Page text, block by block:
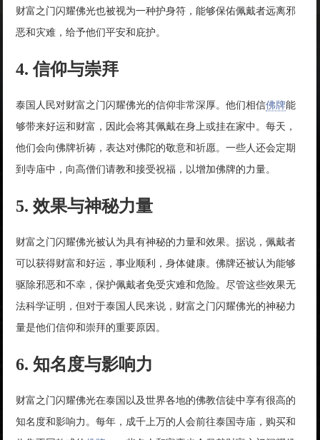
财富之门闪耀佛光也被视为一种护身符，能够保佑佩戴者远离邪
恶和灾难，给予他们平安和庇护。
4. 信仰与崇拜
泰国人民对财富之门闪耀佛光的信仰非常深厚。他们相信佛牌能
够带来好运和财富，因此会将其佩戴在身上或挂在家中。每天，
他们会向佛牌祈祷，表达对佛陀的敬意和祈愿。一些人还会定期
到寺庙中，向高僧们请教和接受祝福，以增加佛牌的力量。
5. 效果与神秘力量
财富之门闪耀佛光被认为具有神秘的力量和效果。据说，佩戴者
可以获得财富和好运，事业顺利，身体健康。佛牌还被认为能够
驱除邪恶和不幸，保护佩戴者免受灾难和危险。尽管这些效果无
法科学证明，但对于泰国人民来说，财富之门闪耀佛光的神秘力
量是他们信仰和崇拜的重要原因。
6. 知名度与影响力
财富之门闪耀佛光在泰国以及世界各地的佛教信徒中享有很高的
知名度和影响力。每年，成千上万的人会前往泰国寺庙，购买和